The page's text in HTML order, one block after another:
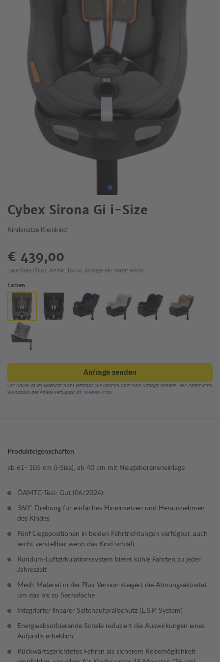
Cybex Sirona Gi i-Size
Kindersitze Kleinkind
€ 439,00
Lava Grey (Plus), Art.Nr. 16446, Solange der Vorrat reicht
Farben
Produkteigenschaften
ab 61- 105 cm (i-Size), ab 40 cm mit Neugeboreneneinlage
ÖAMTC-Test: Gut (06/2024)
360°-Drehung für einfaches Hineinsetzen und Herausnehmen
des Kindes
Fünf Liegepositionen in beiden Fahrtrichtungen verfügbar, auch
leicht verstellbar wenn das Kind schläft
Rundum-Luftzirkulationssystem bietet kühle Fahrten zu jeder
Jahreszeit
Mesh-Material in der Plus-Version steigert die Atmungsaktivität
um das bis zu Sechsfache
Integrierter linearer Seitenaufprallschutz (L.S.P. System)
Energieabsorbierende Schale reduziert die Auswirkungen eines
Aufpralls erheblich
Rückwärtsgerichtetes Fahren als sicherere Reisemöglichkeit